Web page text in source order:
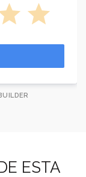
star
ESTA